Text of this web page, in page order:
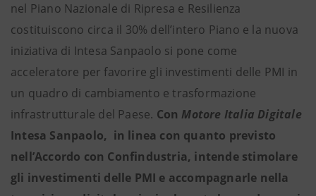
nel Piano Nazionale di Ripresa e Resilienza
costituiscono circa il 30% dell’intero Piano e la nuova
iniziativa di Intesa Sanpaolo si pone come
acceleratore per favorire gli investimenti delle PMI in
un quadro di cambiamento e trasformazione
infrastrutturale del Paese. Con Motore Italia Digitale
Intesa Sanpaolo, in linea con quanto previsto
nell’Accordo con Confindustria, intende stimolare
gli investimenti delle PMI e accompagnarle nella